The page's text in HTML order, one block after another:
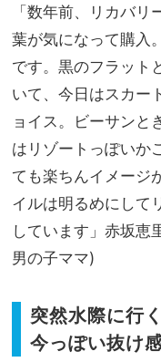
「数年前、リカバ
葉が気になって購入
です。黒のフラット
いて、今日はスカー
ョイス。ビーサンと
はリゾートっぽいか
ても楽ちんイメージ
イルは明るめにして
しています」赤坂恵
男の子ママ)
突然水際に行
今っぽい抜け